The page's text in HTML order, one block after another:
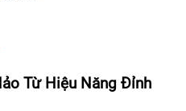
Từ Hiệu Năng Đỉnh